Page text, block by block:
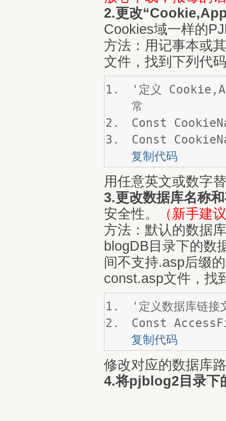
2.更改
Cookies域一样的
方法：用记事本或
文件，找到下列代
'定义
常
Const
Const
复制代码
用任意英文或数字
3.更改数据库名称
安全性。
（新手建
方法：默认的数据
blogDB目录下的数
间不支持.asp后缀
const.asp文件，找
'定义数据库链接
Const
复制代码
修改对应的数据库
4.将pjblog2目录下